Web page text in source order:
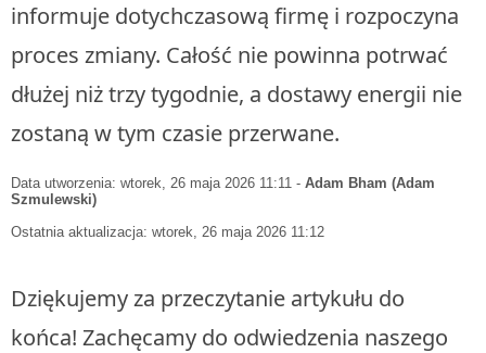
informuje dotychczasową firmę i rozpoczyna
proces zmiany. Całość nie powinna potrwać
dłużej niż trzy tygodnie, a dostawy energii nie
zostaną w tym czasie przerwane.
Data utworzenia: wtorek, 26 maja 2026 11:11 - Adam Bham (Adam
Szmulewski)
Ostatnia aktualizacja: wtorek, 26 maja 2026 11:12
Dziękujemy za przeczytanie artykułu do
końca! Zachęcamy do odwiedzenia naszego